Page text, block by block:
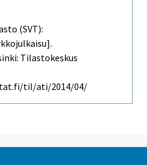
(SVT):
Tilastokeskus
til/ati/2014/04/